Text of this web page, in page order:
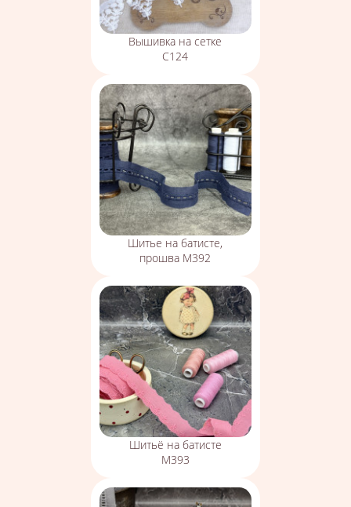
Вышивка на сетке
С124
Шитье на батисте,
прошва М392
Шитьё на батисте
М393